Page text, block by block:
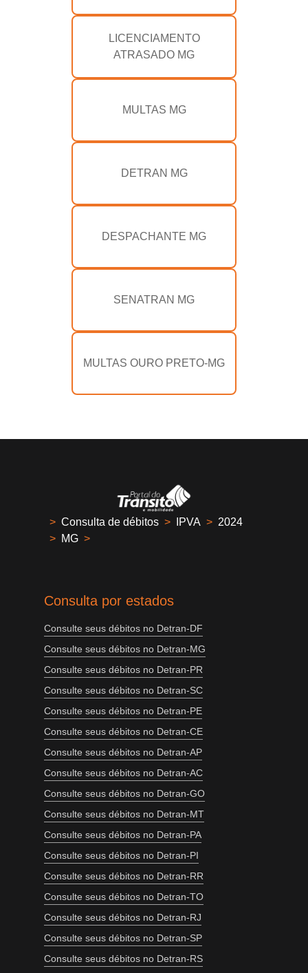
LICENCIAMENTO
ATRASADO MG
MULTAS MG
DETRAN MG
DESPACHANTE MG
SENATRAN MG
MULTAS OURO PRETO-MG
> Consulta de débitos > IPVA > 2024
> MG >
Consulta por estados
Consulte seus débitos no Detran-DF
Consulte seus débitos no Detran-MG
Consulte seus débitos no Detran-PR
Consulte seus débitos no Detran-SC
Consulte seus débitos no Detran-PE
Consulte seus débitos no Detran-CE
Consulte seus débitos no Detran-AP
Consulte seus débitos no Detran-AC
Consulte seus débitos no Detran-GO
Consulte seus débitos no Detran-MT
Consulte seus débitos no Detran-PA
Consulte seus débitos no Detran-PI
Consulte seus débitos no Detran-RR
Consulte seus débitos no Detran-TO
Consulte seus débitos no Detran-RJ
Consulte seus débitos no Detran-SP
Consulte seus débitos no Detran-RS